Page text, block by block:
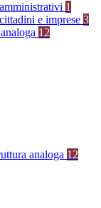
1
e imprese 3
12
analoga 12